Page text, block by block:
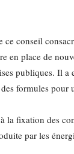
conseil
en place de
publiques. Il
formules pour
la fixation des
par les